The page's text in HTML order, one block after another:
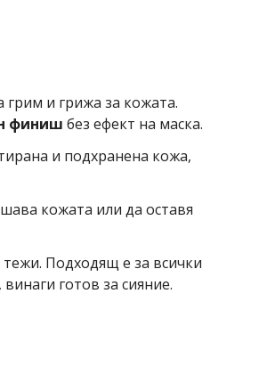
и грижа за кожата.
финиш без ефект на маска.
и подхранена кожа,
кожата или да оставя
тежи. Подходящ е за всички
готов за сияние.